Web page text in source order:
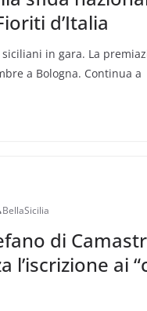
d’Italia
siciliani in gara. La
a Bologna. Continua a
BellaSicilia
di
l’iscrizione ai